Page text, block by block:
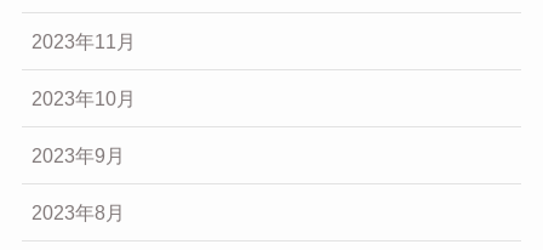
2023年11月
2023年10月
2023年9月
2023年8月